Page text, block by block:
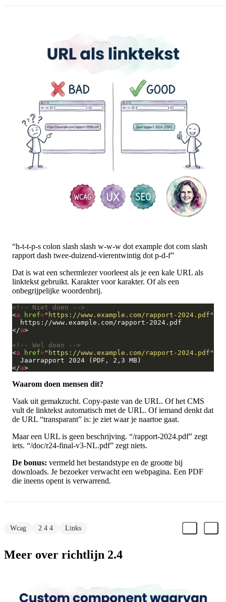
“h-t-t-p-s colon slash slash w-w-w dot example dot com slash
rapport dash twee-duizend-vierentwintig dot p-d-f”
Dat is wat een schermlezer voorleest als je een kale URL als
linktekst gebruikt. Karakter voor karakter. Of als een
onbegrijpelijke woordenbrij.
<!-- Niet doen -->
<a href="https://www.example.com/rapport-2024.pdf"
</a
<!-- Wel doen -->
<a href="https://www.example.com/rapport-2024.pdf"
</a
Waarom doen mensen dit?
Vaak uit gemakzucht. Copy-paste van de URL. Of het CMS
vult de linktekst automatisch met de URL. Of iemand denkt dat
de URL “transparant” is: je ziet waar je naartoe gaat.
Maar een URL is geen beschrijving. “/rapport-2024.pdf” zegt
iets. “/doc/r24-final-v3-NL.pdf” zegt niets.
De bonus: vermeld het bestandstype en de grootte bij
downloads. Je bezoeker verwacht een webpagina. Een PDF
die ineens opent is verwarrend.
Wcag 2 4 4 Links
Meer over richtlijn 2.4